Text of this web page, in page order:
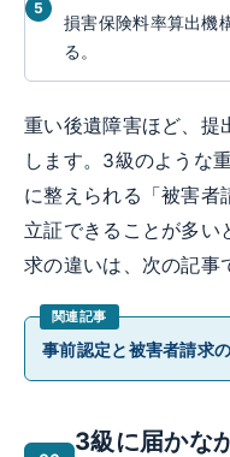
損害保険料率算出機
る。
重い後遺障害ほど、提
します。3級のような
に整えられる「被害者
立証できることが多い
求の違いは、次の記事
事前認定と被害者請求
3級に届かな